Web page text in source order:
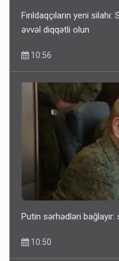
Fırıldaqçıların yeni
əvvəl diqqətli olun
10:56
Putin sərhədləri bağlayır:
10:50